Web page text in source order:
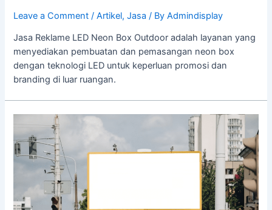
Leave a Comment /Artikel,Jasa / ByAdmindisplay
Jasa Reklame LED Neon Box Outdoor adalah layanan yang
menyediakan pembuatan dan pemasangan neon box
dengan teknologi LED untuk keperluan promosi dan
branding di luar ruangan.
Reklame
LED
Neon
dalam
Waktu